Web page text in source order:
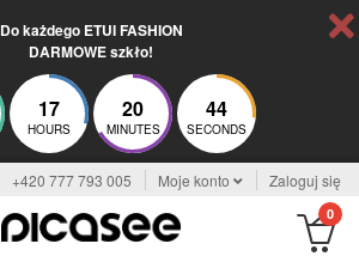
Do każdego ETUI FASHION
DARMOWE szkło!
17
HOURS
20
MINUTES
43
SECONDS
+420 777 793 005 Moje konto Zaloguj się
0